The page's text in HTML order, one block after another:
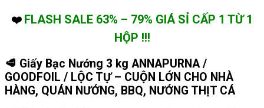
❤️ FLASH SALE 63% – 79% GIÁ SỈ CẤP 1 TỪ 1
HỘP !!!
🥩 Giấy Bạc Nướng 3 kg ANNAPURNA /
GOODFOIL / LỘC TỰ – CUỘN LỚN CHO NHÀ
HÀNG, QUÁN NƯỚNG, BBQ, NƯỚNG THỊT CÁ